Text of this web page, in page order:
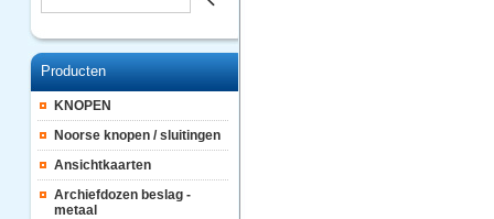
Producten
KNOPEN
Noorse knopen / sluitingen
Ansichtkaarten
Archiefdozen beslag -
metaal